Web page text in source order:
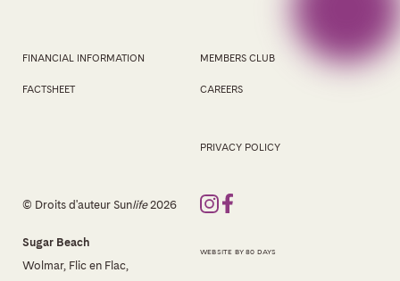
FINANCIAL INFORMATION
FACTSHEET
MEMBERS CLUB
CAREERS
PRIVACY POLICY
© Droits d'auteur Sunlife2026
Sugar Beach
Wolmar, Flic en Flac,
WEBSITE BY 80 DAYS